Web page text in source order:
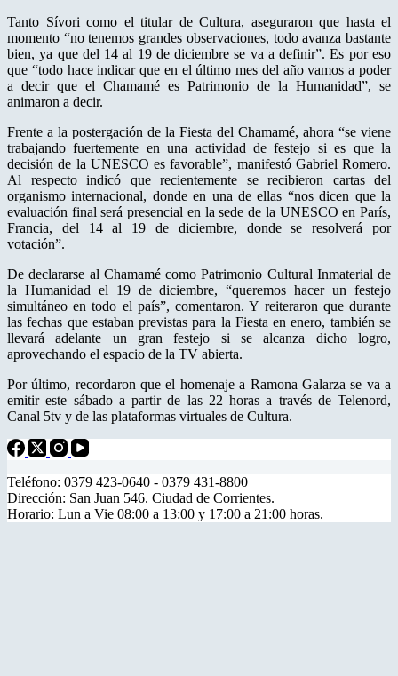
Tanto Sívori como el titular de Cultura, aseguraron que hasta el
momento “no tenemos grandes observaciones, todo avanza bastante
bien, ya que del 14 al 19 de diciembre se va a definir”. Es por eso
que “todo hace indicar que en el último mes del año vamos a poder
a decir que el Chamamé es Patrimonio de la Humanidad”, se
animaron a decir.
Frente a la postergación de la Fiesta del Chamamé, ahora “se viene
trabajando fuertemente en una actividad de festejo si es que la
decisión de la UNESCO es favorable”, manifestó Gabriel Romero.
Al respecto indicó que recientemente se recibieron cartas del
organismo internacional, donde en una de ellas “nos dicen que la
evaluación final será presencial en la sede de la UNESCO en París,
Francia, del 14 al 19 de diciembre, donde se resolverá por
votación”.
De declararse al Chamamé como Patrimonio Cultural Inmaterial de
la Humanidad el 19 de diciembre, “queremos hacer un festejo
simultáneo en todo el país”, comentaron. Y reiteraron que durante
las fechas que estaban previstas para la Fiesta en enero, también se
llevará adelante un gran festejo si se alcanza dicho logro,
aprovechando el espacio de la TV abierta.
Por último, recordaron que el homenaje a Ramona Galarza se va a
emitir este sábado a partir de las 22 horas a través de Telenord,
Canal 5tv y de las plataformas virtuales de Cultura.
Teléfono: 0379 423-0640 - 0379 431-8800
Dirección: San Juan 546. Ciudad de Corrientes.
Horario: Lun a Vie 08:00 a 13:00 y 17:00 a 21:00 horas.